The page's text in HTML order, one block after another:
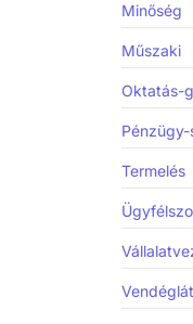
Minőség
Műszaki
Oktatás-
Termelés